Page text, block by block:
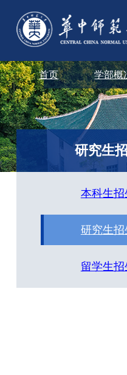
首页 学部概
研究生
本科生招
研究生招
留学生招